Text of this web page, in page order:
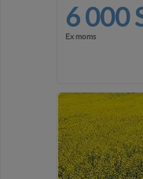
6 000
Ex moms